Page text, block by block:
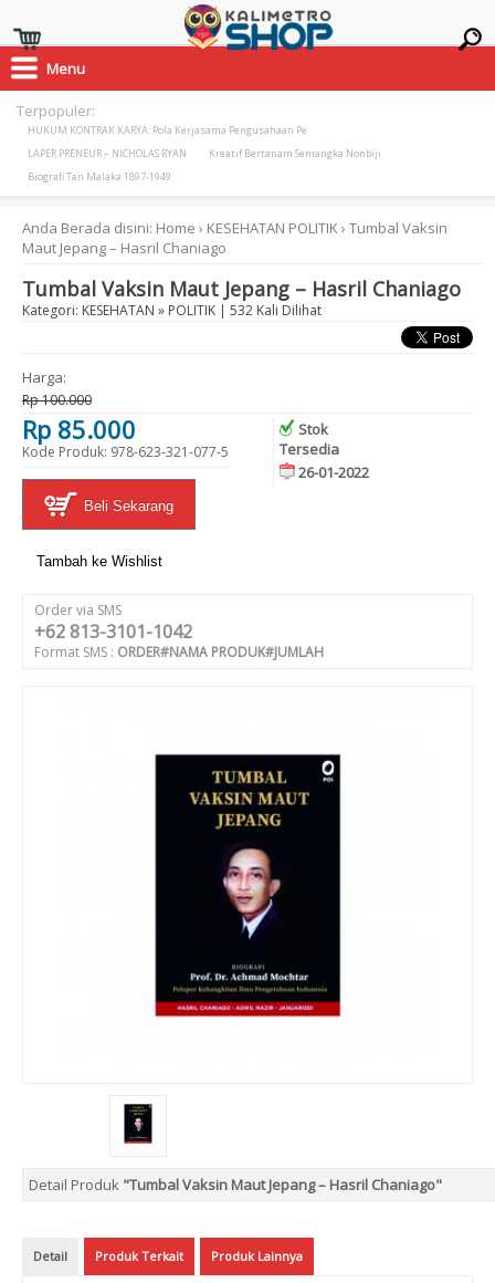
Menu
Terpopuler:
HUKUM KONTRAK KARYA: Pola Kerjasama Pengusahaan Pe
LAPER PRENEUR – NICHOLAS RYAN
Kreatif Bertanam Semangka Nonbiji
Biografi Tan Malaka 1897-1949
Anda Berada disini: Home › KESEHATAN POLITIK› Tumbal Vaksin
Maut Jepang – Hasril Chaniago
Tumbal Vaksin Maut Jepang – Hasril Chaniago
Kategori: KESEHATAN » POLITIK | 532 Kali Dilihat
Harga:
Rp 100.000
Rp 85.000
Kode Produk: 978-623-321-077-5
Stok
Tersedia
26-01-2022
Beli Sekarang
Tambah ke Wishlist
Order via SMS
+62 813-3101-1042
Format SMS : ORDER#NAMA PRODUK#JUMLAH
Detail Produk "Tumbal Vaksin Maut Jepang – Hasril Chaniago"
Detail Produk Terkait Produk Lainnya